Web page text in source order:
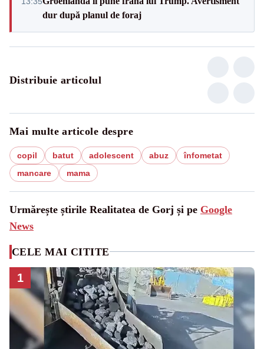
dur după planul de foraj
Distribuie articolul
Mai multe articole despre
copil batut adolescent abuz
înfometat
mancare
mama
Urmărește știrile Realitatea de Gorj și pe Google
News
CELE MAI CITITE
1